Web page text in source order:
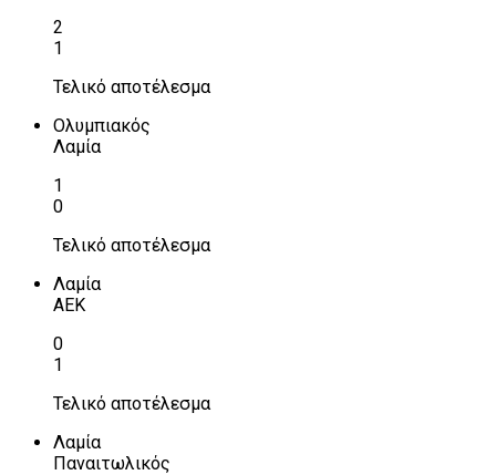
2
1
Τελικό αποτέλεσμα
Ολυμπιακός
Λαμία
1
0
Τελικό αποτέλεσμα
Λαμία
ΑΕΚ
0
1
Τελικό αποτέλεσμα
Λαμία
Παναιτωλικός